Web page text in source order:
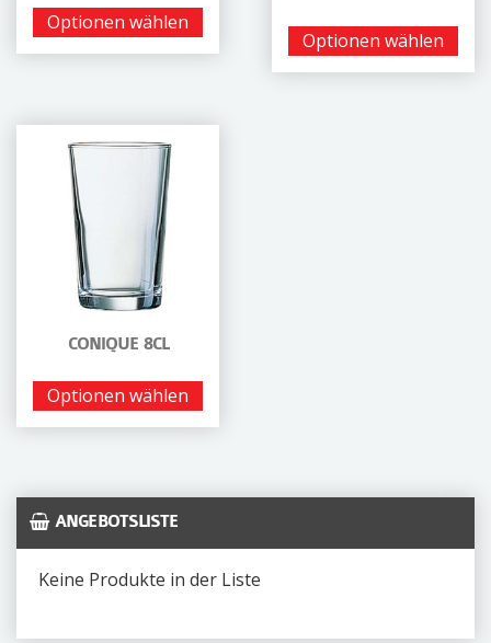
Optionen wählen
Optionen wählen
CONIQUE 8CL
Optionen wählen
ANGEBOTSLISTE
Keine Produkte in der Liste